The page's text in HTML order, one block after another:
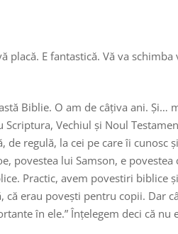
placă. E fantastică. Vă va schimba
Biblie. O am de câțiva ani.
Vechiul și Noul
regulă, la cei pe care îi cunosc
povestea lui Samson, e
Practic, avem povestiri biblice
erau povești pentru copii. Dar
în ele.” Înțelegem deci că